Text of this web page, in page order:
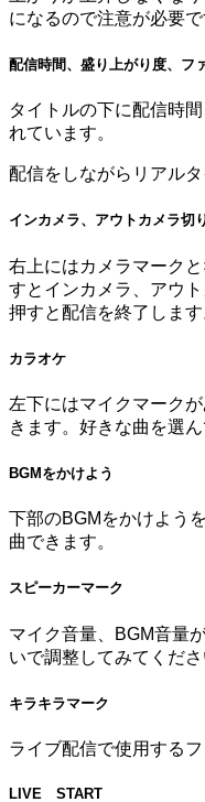
になるので注意が必要で
配信時間、盛り上がり度、フ
タイトルの下に配信時
れています。
配信をしながらリアルタ
インカメラ、アウトカメラ切
右上にはカメラマーク
すとインカメラ、アウ
押すと配信を終了します
カラオケ
左下にはマイクマーク
きます。好きな曲を選
BGMをかけよう
下部のBGMをかけよう
曲できます。
スピーカーマーク
マイク音量、BGM音量
いで調整してみてくださ
キラキラマーク
ライブ配信で使用する
LIVE START